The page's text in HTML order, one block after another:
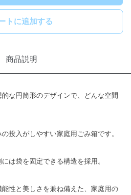
トに追加する
商品説明
な円筒形のデザインで、どんな空間
投入がしやすい家庭用ごみ箱です。
は袋を固定できる構造を採用。
性と美しさを兼ね備えた、家庭用の